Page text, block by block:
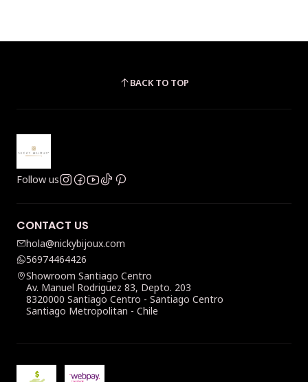
BACK TO TOP
Follow us
CONTACT US
hola@nickybijoux.com
56974464426
Showroom Santiago Centro
Av. Manuel Rodriguez 83, Depto. 203
8320000 Santiago Centro - Santiago Centro
Santiago Metropolitan - Chile